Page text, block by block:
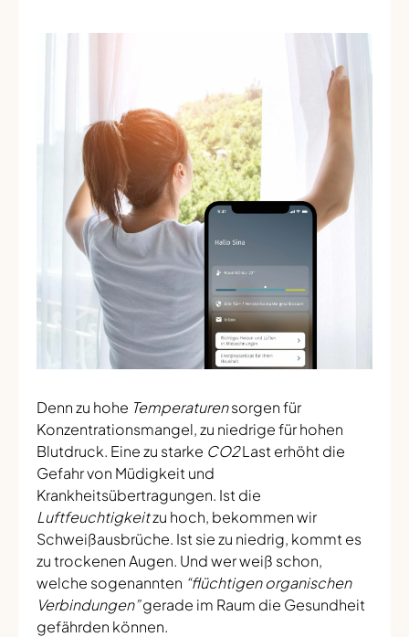
Denn zu hohe Temperaturensorgen für
Konzentrationsmangel, zu niedrige für hohen
Blutdruck. Eine zu starke CO2Last erhöht die
Gefahr von Müdigkeit und
Krankheitsübertragungen. Ist die
Luftfeuchtigkeitzu hoch, bekommen wir
Schweißausbrüche. Ist sie zu niedrig, kommt es
zu trockenen Augen. Und wer weiß schon,
welche sogenannten “flüchtigen organischen
Verbindungen”gerade im Raum die Gesundheit
gefährden können.